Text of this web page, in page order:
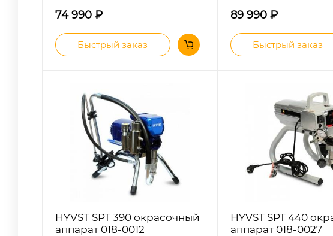
74 990 ₽
Быстрый заказ
89 990 ₽
Быстрый заказ
HYVST SPT 390 окрасочный
аппарат 018-0012
HYVST SPT 440
аппарат 018-0027